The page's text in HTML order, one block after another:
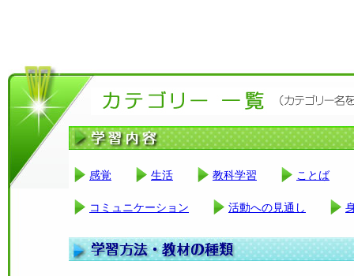
感覚 生活 教科学習 ことば
コミュニケーション 活動への見通し